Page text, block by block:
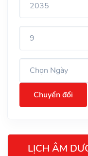
Chuyển đổi
LỊCH ÂM